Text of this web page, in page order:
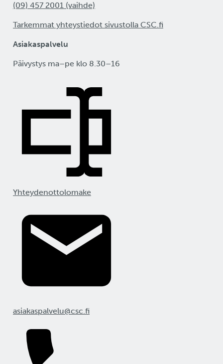
(09) 457 2001 (vaihde)
Tarkemmat yhteystiedot sivustolla CSC.fi
Asiakaspalvelu
Päivystys ma–pe klo 8.30–16
Yhteydenottolomake
asiakaspalvelu@csc.fi